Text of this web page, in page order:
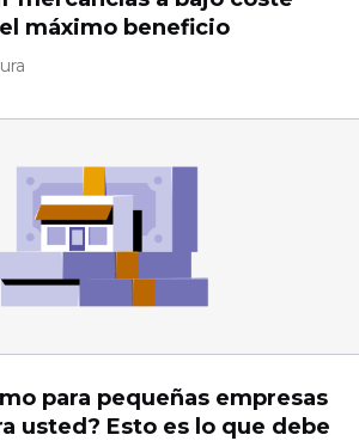
máximo beneficio
para pequeñas empresas
usted? Esto es lo que debe